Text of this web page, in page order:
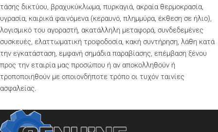
τάσης δικτύου, βραχυκύκλωμα, πυρκαγιά, ακραία θερμοκρασία,
υγρασία, καιρικά φαινόμενα (κεραυνό, πλημμύρα, έκθεση σε ήλιο),
λογισμικό του αγοραστή, ακατάλληλη μεταφορά, συνδεδεμένες
συσκευές, ελαττωματική τροφοδοσία, κακή συντήρηση, λάθη κατά
την εγκατάσταση, εμφανή σημάδια παραβίασης, επέμβαση ξένου
προς την εταιρία μας προσώπου ή αν αποκολληθούν ή
τροποποιηθούν με οποιονδήποτε τρόπο οι τυχόν ταινίες
ασφαλείας.